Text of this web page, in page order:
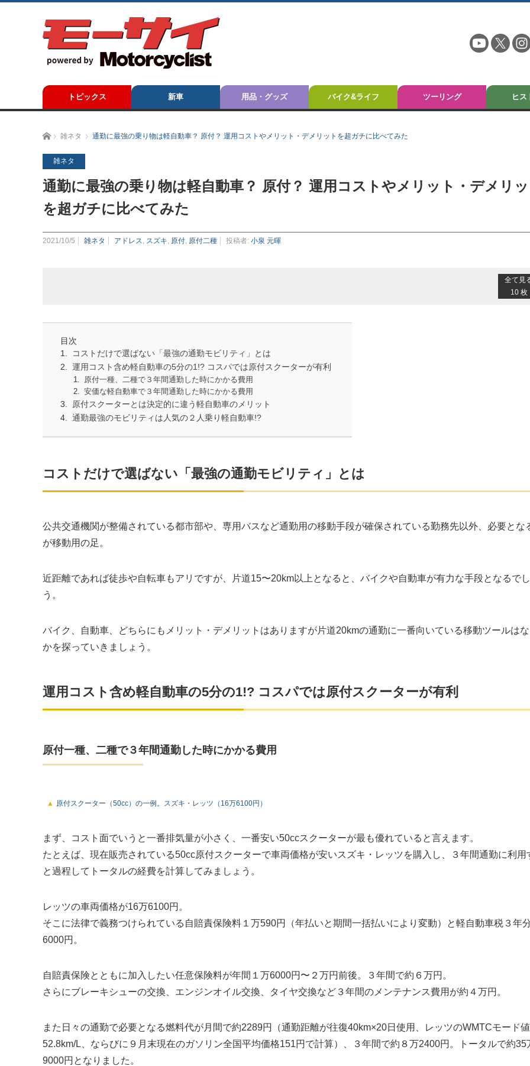
トピックス 新車 用品・グッズ バイク&ライフ ツーリング ヒス
ホーム雑ネタ 通勤に最強の乗り物は軽自動車？ 原付？ 運用コストやメリット・デメリットを超ガチに比べてみた
雑ネタ
通勤に最強の乗り物は軽自動車？ 原付？ 運用コストやメリット・デメリッ
を超ガチに比べてみた
2021/10/5 雑ネタ アドレス スズキ 原付 原付二種 投稿者: 小泉 元暉
全て見
10 枚
目次
コストだけで選ばない「最強の通勤モビリティ」とは
運用コスト含め軽自動車の5分の1!? コスパでは原付スクーターが有利
原付一種、二種で３年間通勤した時にかかる費用
安価な軽自動車で３年間通勤した時にかかる費用
原付スクーターとは決定的に違う軽自動車のメリット
通勤最強のモビリティは人気の２人乗り軽自動車!?
コストだけで選ばない「最強の通勤モビリティ」とは
公共交通機関が整備されている都市部や、専用バスなど通勤用の移動手段が確保されている勤務先以外、必要とな
が移動用の足。
近距離であれば徒歩や自転車もアリですが、片道15〜20km以上となると、バイクや自動車が有力な手段となるでし
う。
バイク、自動車、どちらにもメリット・デメリットはありますが片道20kmの通勤に一番向いている移動ツールはな
かを探っていきましょう。
運用コスト含め軽自動車の5分の1!? コスパでは原付スクーターが有利
原付一種、二種で３年間通勤した時にかかる費用
原付スクーター（50cc）の一例。スズキ・レッツ（16万6100円）
まず、コスト面でいうと一番排気量が小さく、一番安い50ccスクーターが最も優れていると言えます。
たとえば、現在販売されている50cc原付スクーターで車両価格が安いスズキ・レッツを購入し、３年間通勤に利用
と過程してトータルの経費を計算してみましょう。
レッツの車両価格が16万6100円。
そこに法律で義務つけられている自賠責保険料１万590円（年払いと期間一括払いにより変動）と軽自動車税３年
6000円。
自賠責保険とともに加入したい任意保険料が年間１万6000円〜２万円前後。３年間で約６万円。
さらにブレーキシューの交換、エンジンオイル交換、タイヤ交換など３年間のメンテナンス費用が約４万円。
また日々の通勤で必要となる燃料代が月間で約2289円（通勤距離が往復40km×20日使用、レッツのWMTCモード値
52.8km/L、ならびに９月末現在のガソリン全国平均価格151円で計算）、３年間で約８万2400円。トータルで約35
9000円となりました。